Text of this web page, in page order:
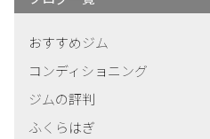
おすすめジム
コンディショニング
ジムの評判
ふくらはぎ